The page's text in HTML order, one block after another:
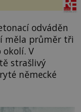
odváděn
měla průměr tři
okolí. V
strašlivý
německé